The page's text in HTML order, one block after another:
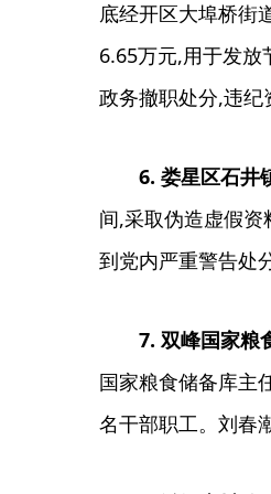
底经开区大埠桥街
6.65万元,用于发
政务撤职处分,违纪
6. 娄星区石井
间,采取伪造虚假
到党内严重警告处
7. 双峰国家粮
国家粮食储备库主
名干部职工。刘春